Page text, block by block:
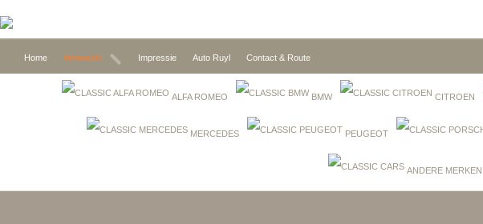
Home Verwacht Impressie Auto Ruyl Contact & Route
ALFA ROMEO BMW CITROEN
MERCEDES PEUGEOT
ANDERE MERKEN